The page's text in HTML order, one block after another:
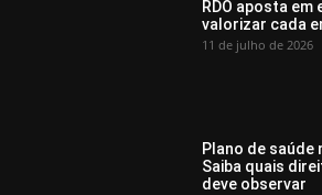
RDO aposta em
valorizar cada
11 de julho de 2026
Plano de
Saiba quais
deve observar